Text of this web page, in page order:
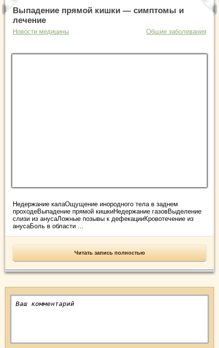
Выпадение прямой кишки — симптомы и
лечение
Новости медицины Общие заболевания
Недержание калаОщущение инородного тела в заднем
проходеВыпадение прямой кишкиНедержание газовВыделение
слизи из анусаЛожные позывы к дефекацииКровотечение из
анусаБоль в области ...
Читать запись полностью